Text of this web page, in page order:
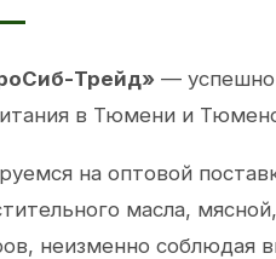
Трейд» — успешно
в Тюмени и
на оптовой
масла,
неизменно соблюдая